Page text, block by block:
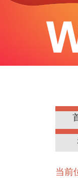
当前